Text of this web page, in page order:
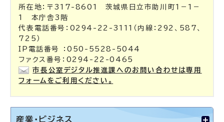
所在地：〒317-8601 茨城県日立市助川町1－1－
1 本庁舎3階
代表電話番号：0294-22-3111（内線：292、587、
725）
IP電話番号 ：050-5528-5044
ファクス番号：0294-22-0465
市長公室デジタル推進課へのお問い合わせは専用
フォームをご利用ください。
産業・ビジネス